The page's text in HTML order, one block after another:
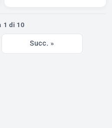
1 di 10
Succ. »